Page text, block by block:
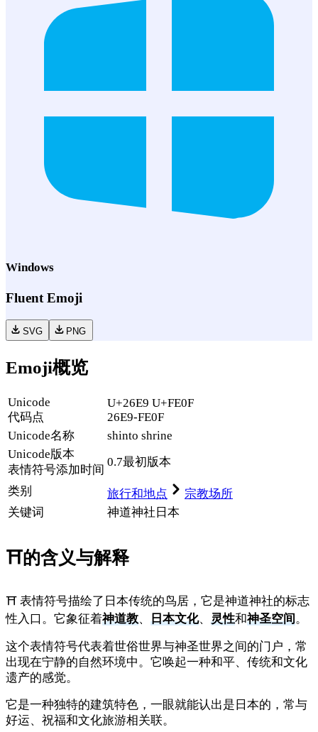
Windows
Fluent Emoji
SVG PNG
Emoji概览
Unicode
代码点
U+26E9 U+FE0F
26E9-FE0F
Unicode名称
shinto shrine
Unicode版本
表情符号添加时间
0.7最初版本
类别 旅行和地点
宗教场所
关键词
神道神社 日本
⛩️的含义与解释
⛩️ 表情符号描绘了日本传统的鸟居，它是神道神社的标志
性入口。它象征着神道教、 日本文化、 灵性和神圣空间。
这个表情符号代表着世俗世界与神圣世界之间的门户，常
出现在宁静的自然环境中。它唤起一种和平、传统和文化
遗产的感觉。
它是一种独特的建筑特色，一眼就能认出是日本的，常与
好运、祝福和文化旅游相关联。